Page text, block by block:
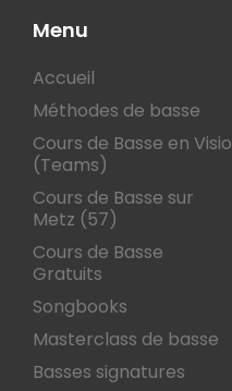
Menu
Accueil
Méthodes de basse
Cours de Basse en Visio
(Teams)
Cours de Basse sur
Metz (57)
Cours de Basse
Gratuits
Songbooks
Masterclass de basse
Basses signatures